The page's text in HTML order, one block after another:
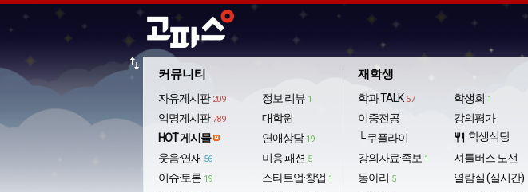
커뮤니티
자유게시판 209
익명게시판 789
HOT 게시물
웃음·연재 56
이슈·토론 19
정보·리뷰 1
대학원
연애상담 19
미용·패션 5
스타트업·창업 1
재학생
학과 TALK 57
이중전공
└ 쿠플라이
강의자료·족보 1
동아리 5
학생회 1
강의평가
restaurant 학생식당
셔틀버스 노선
열람실 (실시간)
import_export